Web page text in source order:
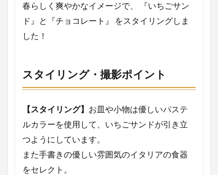
春らしく爽やかなイメージで、 『いちごサン
ド』と『チョコレート』 をスタイリングしま
した！
スタイリング・撮影ポイント
【スタイリング】 お皿や小物は優しいパステ
ルカラーを使用して、いちごサンドが引き立
つようにしています。
また手書きの優しい雰囲気のイタリアの食器
をセレクト。
料理写真
柿のサラダ
朝食
春菊
日本食研
新商品
ちゃお
たけだバーベキュー
ぐるなび
おすすめ
おうちエスニック
いちご
アオハルレシピ
wordpress
Webデザイン
Webデザイナー
Premiere Pro
Photoshop
NMB